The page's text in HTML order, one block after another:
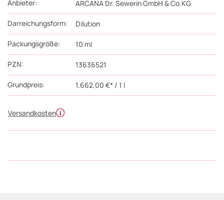
Versandkosten
Anbieter: ARCANA Dr. Sewerin GmbH & Co.KG
Darreichungsform: Dilution
Packungsgröße: 10 ml
PZN: 13636521
Grundpreis: 1.662,00 €* / 1 l